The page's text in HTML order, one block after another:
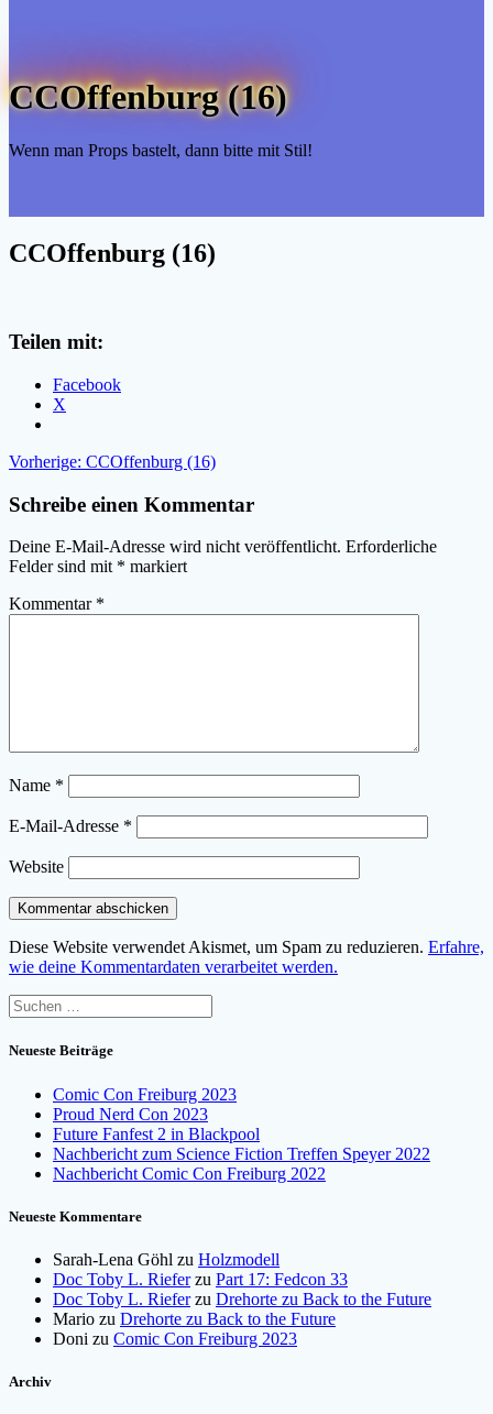
CCOffenburg (16)
Wenn man Props bastelt, dann bitte mit Stil!
CCOffenburg (16)
Teilen mit:
Facebook
X
Beitragsnavigation
Vorherige: Vorheriger
CCOffenburg (16)
Schreibe einen Kommentar
Deine E-Mail-Adresse wird nicht veröffentlicht. Erforderliche
Felder sind mit * markiert
Kommentar *
Name *
E-Mail-Adresse *
Website
Diese Website verwendet Akismet, um Spam zu reduzieren. Erfahre,
wie deine Kommentardaten verarbeitet werden.
Suchen
nach:
Neueste Beiträge
Comic Con Freiburg 2023
Proud Nerd Con 2023
Future Fanfest 2 in Blackpool
Nachbericht zum Science Fiction Treffen Speyer 2022
Nachbericht Comic Con Freiburg 2022
Neueste Kommentare
Sarah-Lena Göhl zu Holzmodell
Doc Toby L. Rieferzu Part 17: Fedcon 33
Doc Toby L. Rieferzu Drehorte zu Back to the Future
Mario zu Drehorte zu Back to the Future
Doni zu Comic Con Freiburg 2023
Archiv